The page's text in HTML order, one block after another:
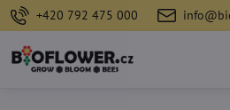
+420 792 475 000